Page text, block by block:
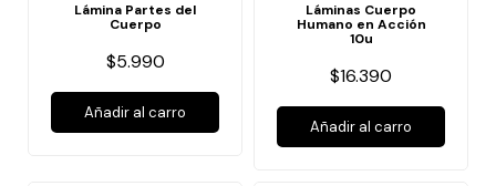
Lámina Partes del
Cuerpo
$5.990
Añadir al carro
Láminas Cuerpo
Humano en Acción
10u
$16.390
Añadir al carro